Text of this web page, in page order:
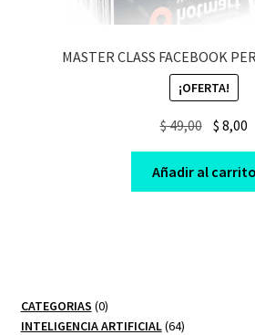
MASTER CLASS FACEBOOK
¡OFERTA!
$49,00 Original
was:
$ 49,00.
$ 8,00
is:
Añadir al carrito
CATEGORIAS 00
productos
INTELIGENCIA ARTIFICIAL 6464